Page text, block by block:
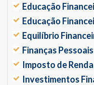
Educação
Educação
Equilíbrio
Finanças Pessoais
Imposto de Renda
Investimentos